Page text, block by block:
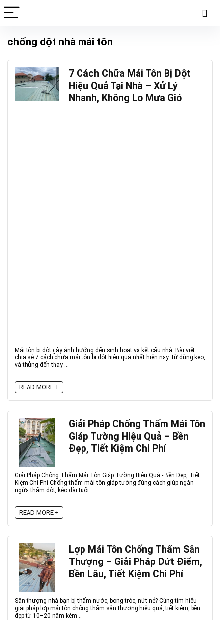
chống dột nhà mái tôn
7 Cách Chữa Mái Tôn Bị Dột
Hiệu Quả Tại Nhà – Xử Lý
Nhanh, Không Lo Mưa Gió
Mái tôn bị dột gây ảnh hưởng đến sinh hoạt và kết cấu nhà. Bài viết
chia sẻ 7 cách chữa mái tôn bị dột hiệu quả nhất hiện nay: từ dùng keo,
vá thủng đến thay ...
READ MORE +
Giải Pháp Chống Thấm Mái Tôn
Giáp Tường Hiệu Quả – Bền
Đẹp, Tiết Kiệm Chi Phí
Giải Pháp Chống Thấm Mái Tôn Giáp Tường Hiệu Quả - Bền Đẹp, Tiết
Kiệm Chi Phí Chống thấm mái tôn giáp tường đúng cách giúp ngăn
ngừa thấm dột, kéo dài tuổi ...
READ MORE +
Lợp Mái Tôn Chống Thấm Sân
Thượng – Giải Pháp Dứt Điểm,
Bền Lâu, Tiết Kiệm Chi Phí
Sân thượng nhà bạn bị thấm nước, bong tróc, nứt nẻ? Cùng tìm hiểu
giải pháp lợp mái tôn chống thấm sân thượng hiệu quả, tiết kiệm, bền
đẹp từ 10–20 năm kèm ...